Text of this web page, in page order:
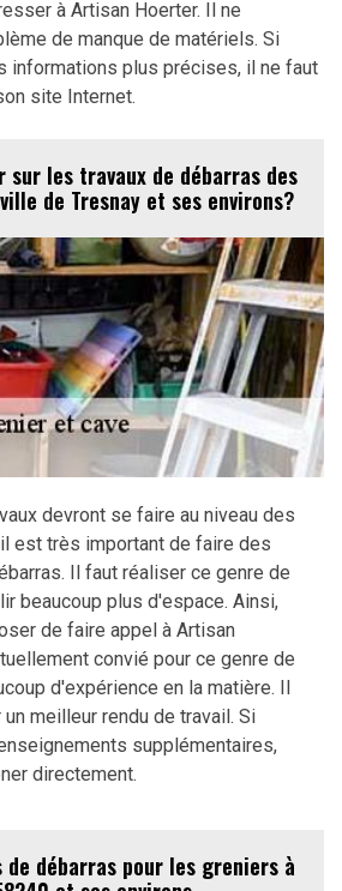
à Artisan Hoerter. Il ne
de manque de matériels. Si
informations plus précises, il ne faut
site Internet.
les travaux de débarras des
de Tresnay et ses environs?
devront se faire au niveau des
est très important de faire des
Il faut réaliser ce genre de
beaucoup plus d'espace. Ainsi,
de faire appel à Artisan
convié pour ce genre de
d'expérience en la matière. Il
meilleur rendu de travail. Si
supplémentaires,
directement.
débarras pour les greniers à